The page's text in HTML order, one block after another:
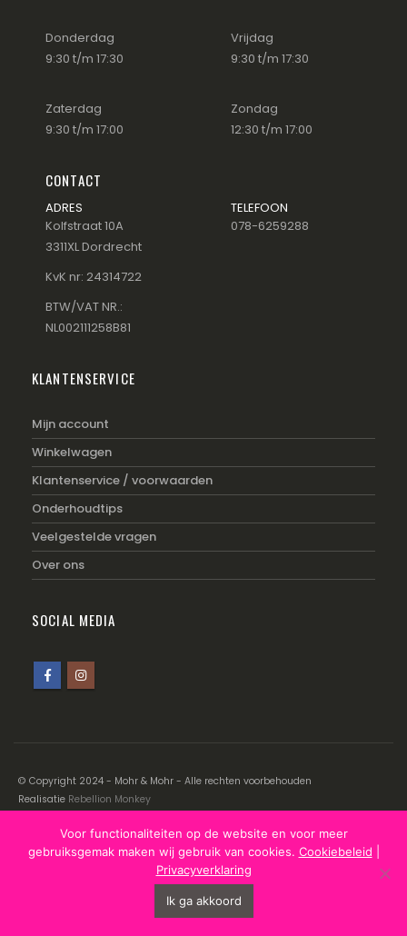
Donderdag
9:30 t/m 17:30
Vrijdag
9:30 t/m 17:30
Zaterdag
9:30 t/m 17:00
Zondag
12:30 t/m 17:00
CONTACT
ADRES
Kolfstraat 10A
3311XL Dordrecht
KvK nr: 24314722
BTW/VAT NR.:
NL002111258B81
TELEFOON
078-6259288
KLANTENSERVICE
Mijn account
Winkelwagen
Klantenservice / voorwaarden
Onderhoudtips
Veelgestelde vragen
Over ons
SOCIAL MEDIA
© Copyright 2024 - Mohr & Mohr - Alle rechten voorbehouden
Realisatie Rebellion Monkey
Disclaimer|Cookiebeleid|Privacyverklaring
Voor functionaliteiten op de website en voor meer
gebruiksgemak maken wij gebruik van cookies. Cookiebeleid
Privacyverklaring
Ik ga akkoord